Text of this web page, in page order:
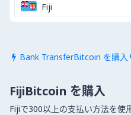
Fiji
 Bank TransferBitcoin を購入
FijiBitcoin を購入
Fijiで300以上の支払い方法を使